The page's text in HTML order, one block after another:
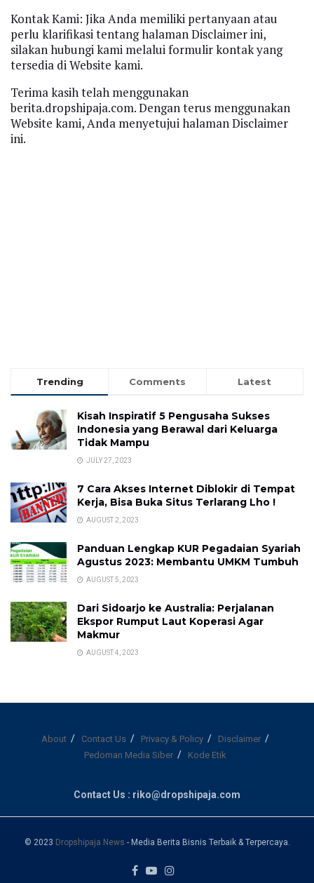
Kontak Kami: Jika Anda memiliki pertanyaan atau
perlu klarifikasi tentang halaman Disclaimer ini,
silakan hubungi kami melalui formulir kontak yang
tersedia di Website kami.
Terima kasih telah menggunakan
berita.dropshipaja.com. Dengan terus menggunakan
Website kami, Anda menyetujui halaman Disclaimer
ini.
Trending Comments Latest
Kisah Inspiratif 5 Pengusaha Sukses
Indonesia yang Berawal dari Keluarga
Tidak Mampu
JULY 27, 2023
7 Cara Akses Internet Diblokir di Tempat
Kerja, Bisa Buka Situs Terlarang Lho !
AUGUST 2, 2023
Panduan Lengkap KUR Pegadaian Syariah
Agustus 2023: Membantu UMKM Tumbuh
AUGUST 5, 2023
Dari Sidoarjo ke Australia: Perjalanan
Ekspor Rumput Laut Koperasi Agar
Makmur
AUGUST 4, 2023
About Contact Us Privacy & Policy
Disclaimer
Pedoman Media Siber
Kode Etik
Contact Us : riko@dropshipaja.com
© 2023 Dropshipaja News - Media Berita Bisnis Terbaik & Terpercaya.